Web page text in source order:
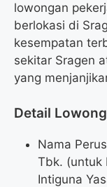
lowongan
berlokasi di
kesempatan
sekitar Sragen
yang
Detail
Nama
Tbk. (untuk
Intiguna